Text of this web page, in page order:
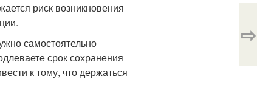
риск возникновения
самостоятельно
срок сохранения
к тому, что держаться
⇨